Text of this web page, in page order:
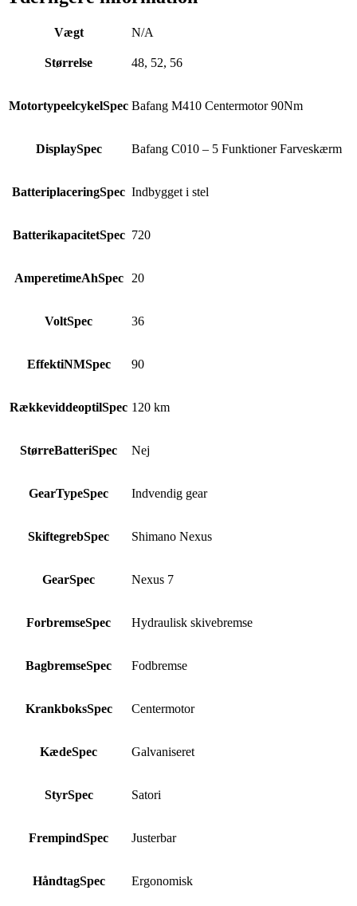
Vægt N/A
Størrelse 48, 52, 56
MotortypeelcykelSpec Bafang M410 Centermotor 90Nm
DisplaySpec Bafang C010 – 5 Funktioner Farveskærm
BatteriplaceringSpec Indbygget i stel
BatterikapacitetSpec 720
AmperetimeAhSpec 20
VoltSpec 36
EffektiNMSpec 90
RækkeviddeoptilSpec 120 km
StørreBatteriSpec Nej
GearTypeSpec Indvendig gear
SkiftegrebSpec Shimano Nexus
GearSpec Nexus 7
ForbremseSpec Hydraulisk skivebremse
BagbremseSpec Fodbremse
KrankboksSpec Centermotor
KædeSpec Galvaniseret
StyrSpec Satori
FrempindSpec Justerbar
HåndtagSpec Ergonomisk